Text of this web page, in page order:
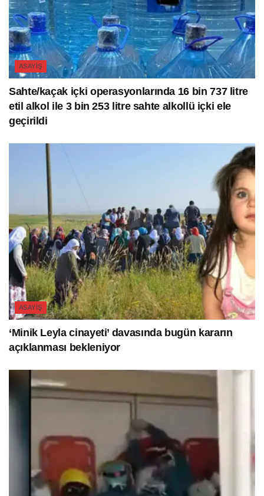
ASAYIŞ
Sahte/kaçak içki operasyonlarında 16 bin 737 litre
etil alkol ile 3 bin 253 litre sahte alkollü içki ele
geçirildi
ASAYIŞ
‘Minik Leyla cinayeti’ davasında bugün kararın
açıklanması bekleniyor